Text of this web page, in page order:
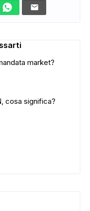
market?
cosa significa?